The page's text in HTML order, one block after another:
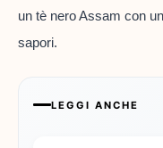
un tè nero Assam con
sapori.
LEGGI ANCHE